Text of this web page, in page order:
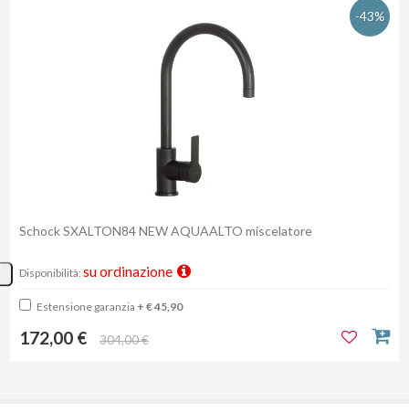
-43%
Schock SXALTON84 NEW AQUAALTO miscelatore
Disponibilità: su ordinazione
Estensione garanzia + € 45,90
172,00 € 304,00 €